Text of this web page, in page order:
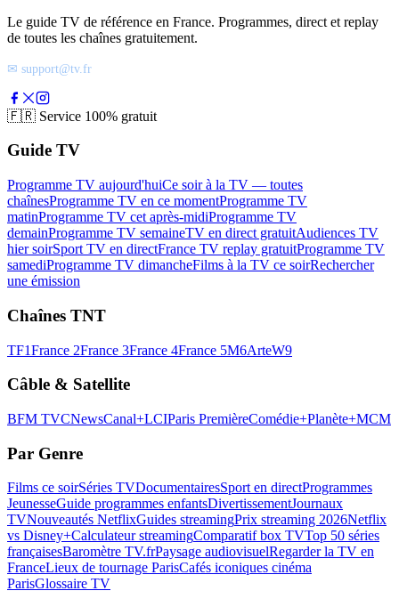
Le guide TV de référence en France. Programmes, direct et replay
de toutes les chaînes gratuitement.
✉ support@tv.fr
🇫🇷 Service 100% gratuit
Guide TV
Programme TV aujourd'huiCe soir à la TV — toutes
chaînesProgramme TV en ce momentProgramme TV
matinProgramme TV cet après-midiProgramme TV
demainProgramme TV semaineTV en direct gratuitAudiences TV
hier soirSport TV en directFrance TV replay gratuitProgramme TV
samediProgramme TV dimancheFilms à la TV ce soirRechercher
une émission
Chaînes TNT
TF1France 2France 3France 4France 5M6ArteW9
Câble & Satellite
BFM TVCNewsCanal+LCIParis PremièreComédie+Planète+MCM
Par Genre
Films ce soirSéries TVDocumentairesSport en directProgrammes
JeunesseGuide programmes enfantsDivertissementJournaux
TVNouveautés NetflixGuides streamingPrix streaming 2026Netflix
vs Disney+Calculateur streamingComparatif box TVTop 50 séries
françaisesBaromètre TV.frPaysage audiovisuelRegarder la TV en
FranceLieux de tournage ParisCafés iconiques cinéma
ParisGlossaire TV